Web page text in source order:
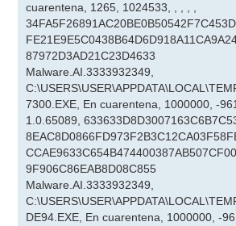
cuarentena, 1265, 1024533, , , , ,
87972D3AD21C23D4633
Malware.AI.3333932349,
7300.EXE, En cuarentena, 1000000, -
1.0.65089,
9F906C86EAB8D08C855
Malware.AI.3333932349,
DE94.EXE, En cuarentena, 1000000, -